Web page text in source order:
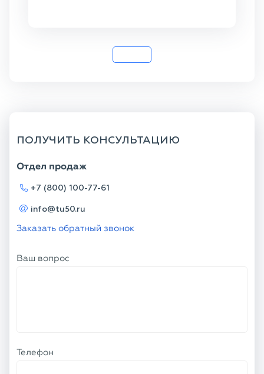
ПОЛУЧИТЬ КОНСУЛЬТАЦИЮ
Отдел продаж
+7 (800) 100-77-61
info@tu50.ru
Заказать обратный звонок
Ваш вопрос